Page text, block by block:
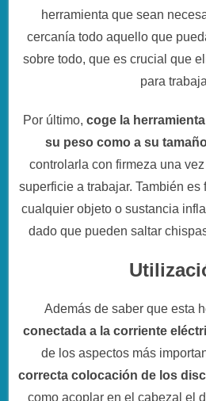
herramienta que sean
cercanía todo aquello que
sobre todo, que es crucial que
para
Por último, coge la
su peso como a su
controlarla con firmeza una
superficie a trabajar. También
cualquier objeto o sustancia
dado que pueden saltar
Además de saber que esta
conectada a la corriente
de los aspectos más
correcta colocación de los
como acoplar en el cabezal el